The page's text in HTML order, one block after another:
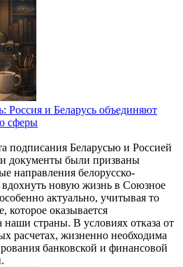
Россия и Беларусь объединяют
сферы
подписания Беларусью и Россией
документы были призваны
направления белорусско-
новую жизнь в Союзное
актуально, учитывая то
которое оказывается
страны. В условиях отказа от
расчетах, жизненно необходима
банковской и финансовой